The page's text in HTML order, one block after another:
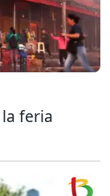
feria